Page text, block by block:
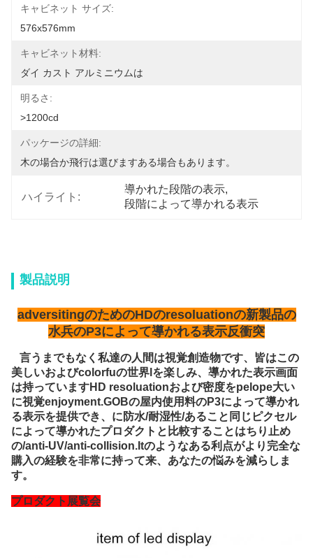
キャビネット サイズ:
576x576mm
キャビネット材料:
ダイ カスト アルミニウムは
明るさ:
>1200cd
パッケージの詳細:
木の場合か飛行は選びますある場合もあります。
ハイライト:
導かれた段階の表示,
段階によって導かれる表示
製品説明
adversitingのためのHDのresoluationの新製品の
水兵のP3によって導かれる表示反衝突
言うまでもなく私達の人間は視覚創造物です、皆はこの
美しいおよびcolorfuの世界lを楽しみ、導かれた表示画面
は持っていますHD resoluationおよび密度をpelope大い
に視覚enjoyment.GOBの屋内使用料のP3によって導かれ
る表示を提供でき、に防水/耐湿性/あること同じピクセル
によって導かれたプロダクトと比較することはちり止め
の/anti-UV/anti-collision.Itのようなある利点がより完全な
購入の経験を非常に持って来、あなたの悩みを減らしま
す。
プロダクト展覧会